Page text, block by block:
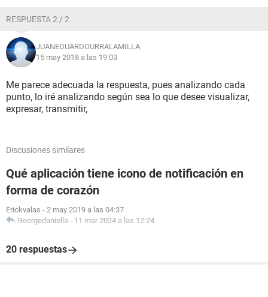
RESPUESTA 2 / 2
JUANEDUARDOURRALAMILLA
15 may 2018 a las 19:03
Me parece adecuada la respuesta, pues analizando cada
punto, lo iré analizando según sea lo que desee visualizar,
expresar, transmitir,
Discusiones similares
Qué aplicación tiene icono de notificación en
forma de corazón
Erickvalas - 2 may 2019 a las 04:37
Georgedaniella - 11 mar 2024 a las 12:24
20 respuestas